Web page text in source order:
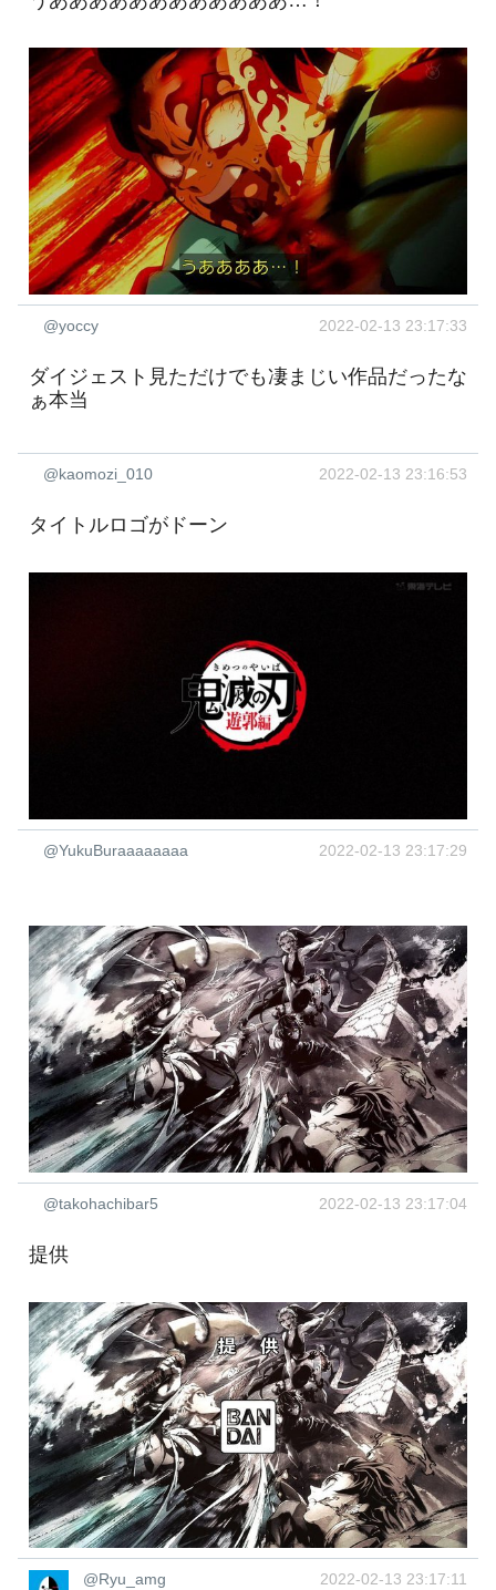
@yoccy 2022-02-13 23:17:33
ダイジェスト見ただけでも凄まじい作品だったな
ぁ本当
@kaomozi_010 2022-02-13 23:16:53
タイトルロゴがドーン
@YukuBuraaaaaaaa 2022-02-13 23:17:29
@takohachibar5 2022-02-13 23:17:04
提供
@Ryu_amg 2022-02-13 23:17:11